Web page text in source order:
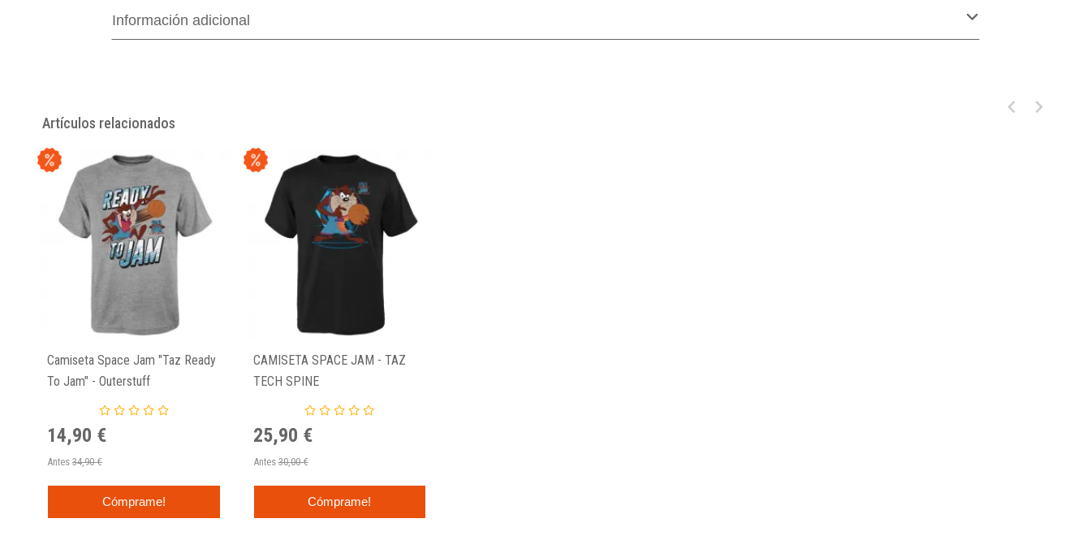
Información adicional
Artículos relacionados
Camiseta Space Jam "Taz Ready
To Jam" - Outerstuff
14,90 €
Antes 34,90 €
Cómprame!
CAMISETA SPACE JAM - TAZ
TECH SPINE
25,90 €
Antes 30,00 €
Cómprame!